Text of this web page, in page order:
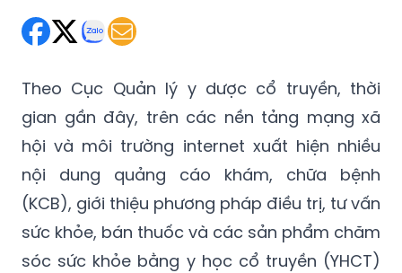
Theo Cục Quản lý y dược cổ truyền, thời
gian gần đây, trên các nền tảng mạng xã
hội và môi trường internet xuất hiện nhiều
nội dung quảng cáo khám, chữa bệnh
(KCB), giới thiệu phương pháp điều trị, tư vấn
sức khỏe, bán thuốc và các sản phẩm chăm
sóc sức khỏe bằng y học cổ truyền (YHCT)